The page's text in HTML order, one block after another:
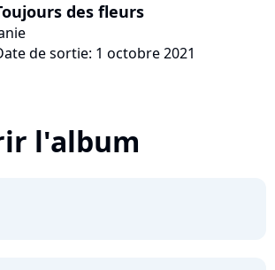
des fleurs
de sortie: 1 octobre 2021
l'album